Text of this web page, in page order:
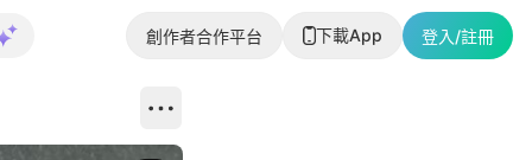
創作者合作平台 下載App 登入/註冊